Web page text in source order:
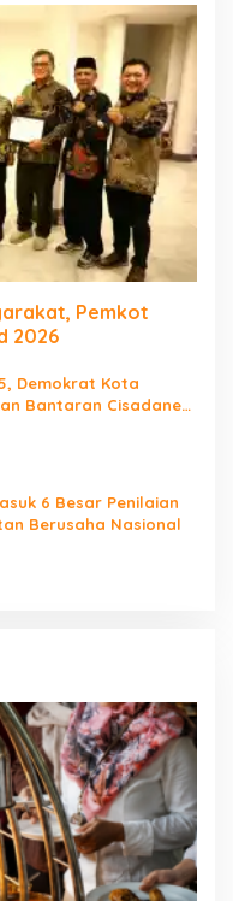
Pemkot
2026
Demokrat Kota
Bantaran Cisadane
6 Besar Penilaian
Berusaha Nasional